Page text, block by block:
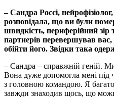
– Сандра Россі,
розповідала, що ви були
швидкість, периферійний зір
партнерів перевершував
обійти його. Звідки така
– Сандра – справжній геній.
Вона дуже допомогла мені під
з головною командою. Я багато
завжди знаходив щось, що